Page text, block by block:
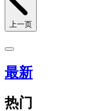
上一页
最新
热门